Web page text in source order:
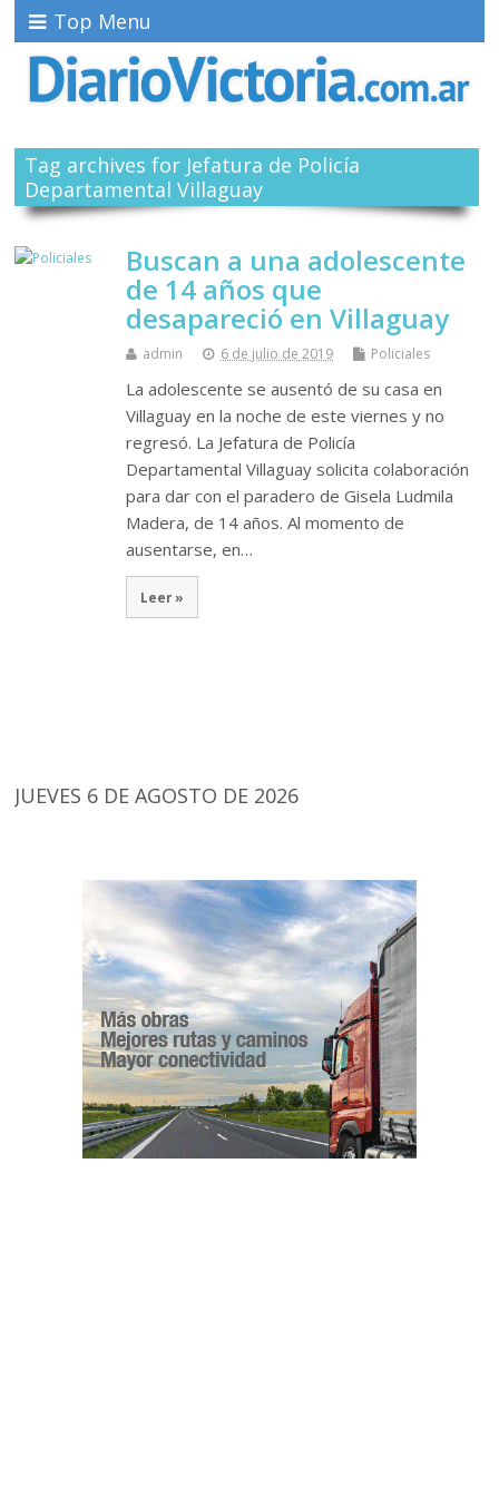
Top Menu
Tag archives for Jefatura de Policía
Departamental Villaguay
Buscan a una adolescente
de 14 años que
desapareció en Villaguay
admin 6 de julio de 2019 Policiales
La adolescente se ausentó de su casa en
Villaguay en la noche de este viernes y no
regresó. La Jefatura de Policía
Departamental Villaguay solicita colaboración
para dar con el paradero de Gisela Ludmila
Madera, de 14 años. Al momento de
ausentarse, en…
Leer »
JUEVES 6 DE AGOSTO DE 2026